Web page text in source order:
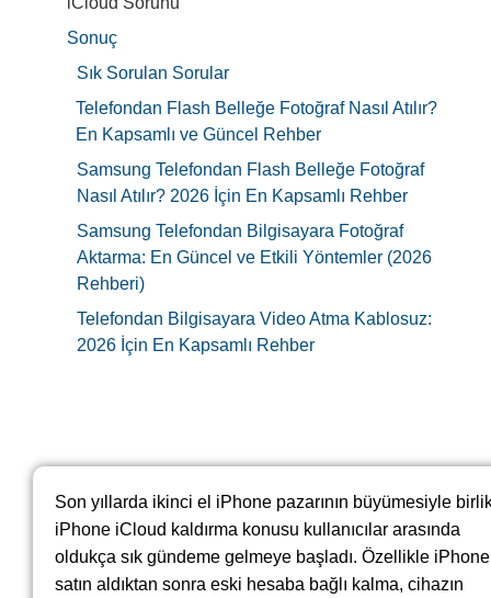
Sonuç
Sık Sorulan Sorular
Telefondan Flash Belleğe Fotoğraf Nasıl Atılır?
En Kapsamlı ve Güncel Rehber
Samsung Telefondan Flash Belleğe Fotoğraf
Nasıl Atılır? 2026 İçin En Kapsamlı Rehber
Samsung Telefondan Bilgisayara Fotoğraf
Aktarma: En Güncel ve Etkili Yöntemler (2026
Rehberi)
Telefondan Bilgisayara Video Atma Kablosuz:
2026 İçin En Kapsamlı Rehber
Son yıllarda ikinci el iPhone pazarının büyümesiyle
iPhone iCloud kaldırma konusu kullanıcılar arasında
oldukça sık gündeme gelmeye başladı. Özellikle iPhone
satın aldıktan sonra eski hesaba bağlı kalma, cihazın